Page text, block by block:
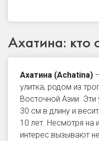
Ахатина: кто
Ахатина (Achatina)
улитка, родом из
Восточной Азии. Эти
30 см в длину и
10 лет. Несмотря на
интерес вызывают